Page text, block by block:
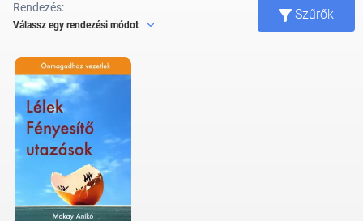
Rendezés:
Válassz egy rendezési módot
Szűrők